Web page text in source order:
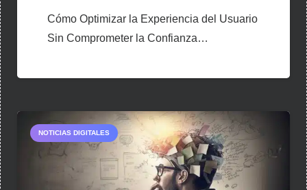
Cómo Optimizar la Experiencia del Usuario
Sin Comprometer la Confianza…
NOTICIAS DIGITALES